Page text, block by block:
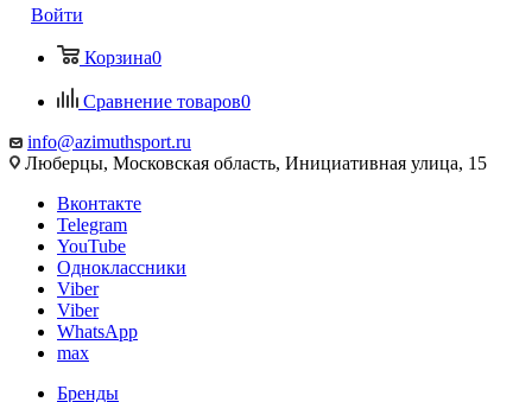
Войти
Корзина0
Сравнение товаров0
info@azimuthsport.ru
Люберцы, Московская область, Инициативная улица, 15
Вконтакте
Telegram
YouTube
Одноклассники
Viber
Viber
WhatsApp
max
Бренды